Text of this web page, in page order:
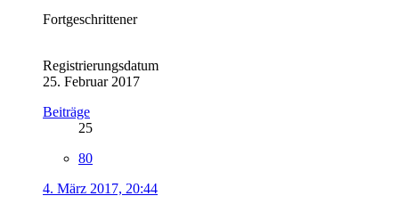
Fortgeschrittener
Registrierungsdatum
25. Februar 2017
Beiträge
25
80
4. März 2017, 20:44